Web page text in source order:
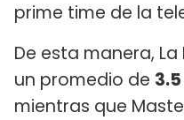
prime time de la
De esta manera,
un promedio de 3.5
mientras que